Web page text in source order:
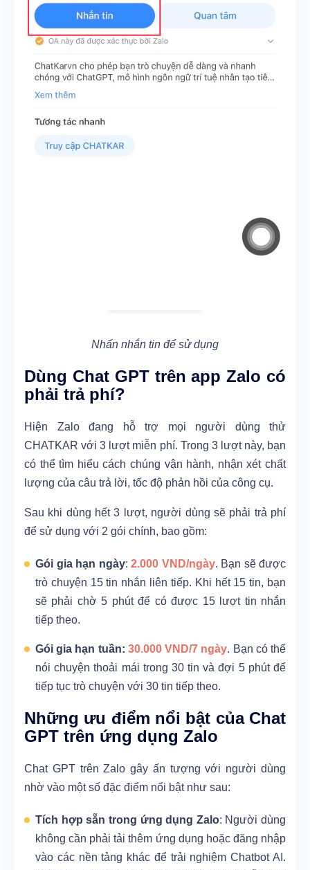
Nhấn nhắn tin để sử dụng
Dùng Chat GPT trên app Zalo có
phải trả phí?
Hiện Zalo đang hỗ trợ mọi người dùng thử
CHATKAR với 3 lượt miễn phí. Trong 3 lượt này, bạn
có thể tìm hiểu cách chúng vận hành, nhận xét chất
lượng của câu trả lời, tốc độ phản hồi của công cụ.
Sau khi dùng hết 3 lượt, người dùng sẽ phải trả phí
để sử dụng với 2 gói chính, bao gồm:
Gói gia hạn ngày: 2.000 VND/ngày. Bạn sẽ được
trò chuyện 15 tin nhắn liên tiếp. Khi hết 15 tin, bạn
sẽ phải chờ 5 phút để có được 15 lượt tin nhắn
tiếp theo.
Gói gia hạn tuần: 30.000 VND/7 ngày. Bạn có thể
nói chuyện thoải mái trong 30 tin và đợi 5 phút để
tiếp tục trò chuyện với 30 tin tiếp theo.
Những ưu điểm nổi bật của Chat
GPT trên ứng dụng Zalo
Chat GPT trên Zalo gây ấn tượng với người dùng
nhờ vào một số đặc điểm nổi bật như sau:
Tích hợp sẵn trong ứng dụng Zalo: Người dùng
không cần phải tải thêm ứng dụng hoặc đăng nhập
vào các nền tảng khác để trải nghiệm Chatbot AI.